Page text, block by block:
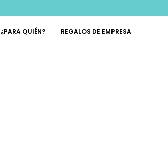
¿PARA QUIÉN? REGALOS DE EMPRESA